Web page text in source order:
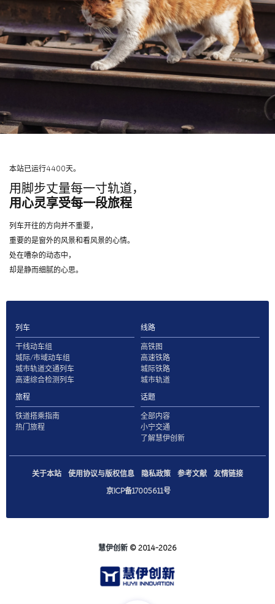
本站已运行4400天。
用脚步丈量每一寸轨道，
用心灵享受每一段旅程
列车开往的方向并不重要，
重要的是窗外的风景和看风景的心情。
处在嘈杂的动态中，
却是静而细腻的心思。
列车
干线动车组
城际/市域动车组
城市轨道交通列车
高速综合检测列车
线路
高铁图
高速铁路
城际铁路
城市轨道
旅程
铁道搭乘指南
热门旅程
话题
全部内容
小宁交通
了解慧伊创新
关于本站 使用协议与版权信息 隐私政策 参考文献
友情链接
京ICP备17005611号
慧伊创新 © 2014-2026